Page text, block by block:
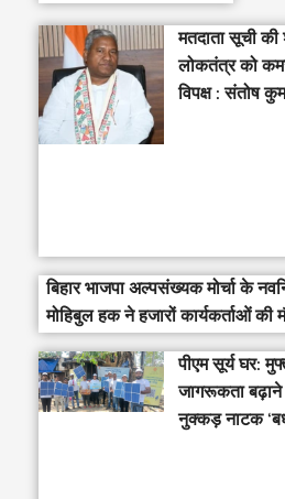
मतदाता सूची की
लोकतंत्र को
विपक्ष : संतोष
बिहार भाजपा अल्पसंख्यक मोर्चा के
मोहिबुल हक ने हजारों कार्यकर्ताओं की
पीएम सूर्य घर:
जागरूकता
नुक्कड़ नाटक